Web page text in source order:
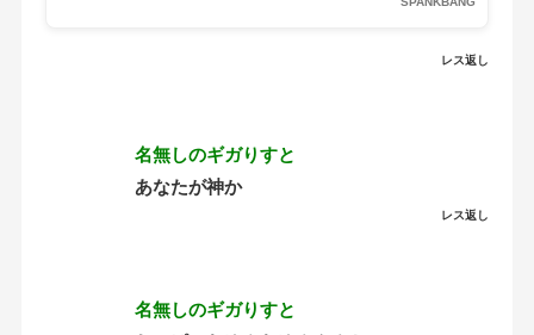
レス返し
名無しのギガりすと
あなたが神か
レス返し
名無しのギガりすと